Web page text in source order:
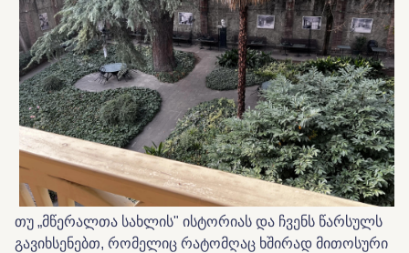
თუ „მწერალთა სახლის" ისტორიას და ჩვენს წარსულს
გავიხსენებთ, რომელიც რატომღაც ხშირად მითოსური